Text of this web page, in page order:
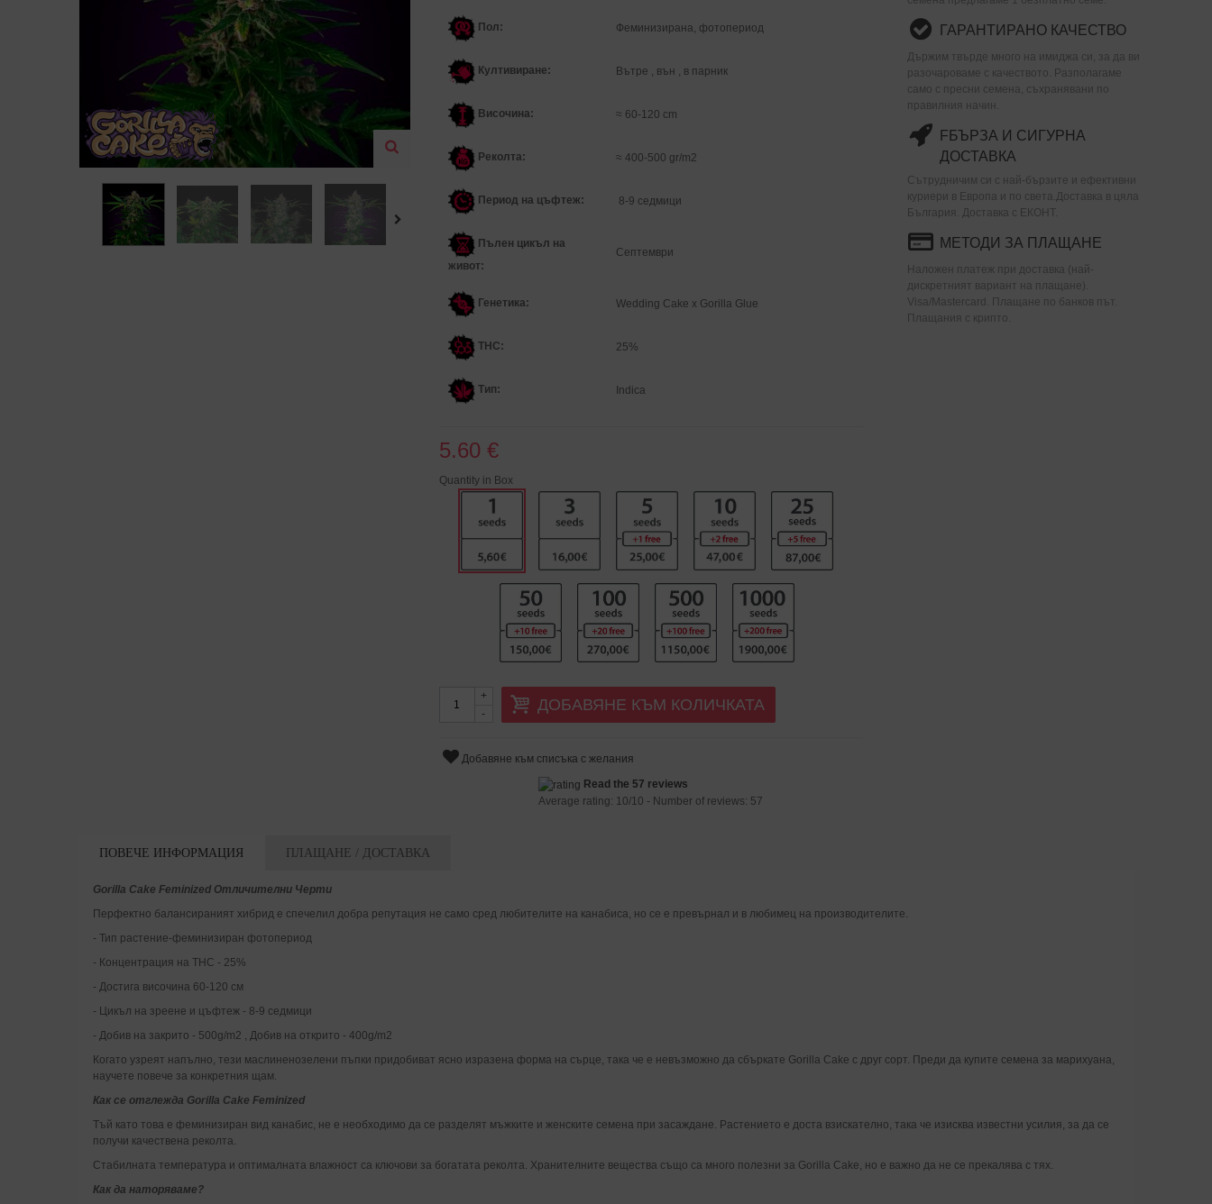
Пол: Феминизирана, фотопериод
Култивиране: Вътре , вън , в парник
Височина: ≈ 60-120 cm
Реколта: ≈ 400-500 gr/m2
Период на цъфтеж: 8-9 седмици
Пълен цикъл на
живот:
Cептември
Генетика: Wedding Cake x Gorilla Glue
THC: 25%
Тип: Indica
5.60 €
Quantity in Box
-
+ ДОБАВЯНЕ КЪМ КОЛИЧКАТА
Добавяне към списъка с желания
Read the 57 reviews
Average rating: 10/10 - Number of reviews: 57
ГАРАНТИРАНО КАЧЕСТВО
Държим твърде много на имиджа си, за да ви
разочароваме с качеството. Разполагаме
само с пресни семена, съхранявани по
правилния начин.
FБЪРЗА И СИГУРНА
ДОСТАВКА
Сътрудничим си с най-бързите и ефективни
куриери в Европа и по света.Доставка в цяла
България. Доставка с ЕКОНТ.
МЕТОДИ ЗА ПЛАЩАНЕ
Наложен платеж при доставка (най-
дискретният вариант на плащане).
Visa/Mastercard. Плащане по банков път.
Плащания с крипто.
ПОВЕЧЕ ИНФОРМАЦИЯ ПЛАЩАНЕ / ДОСТАВКА
Gorilla Cake Feminized Отличителни Черти
Перфектно балансираният хибрид е спечелил добра репутация не само сред любителите на канабиса, но се е превърнал и в любимец на производителите.
- Тип растение-феминизиран фотопериод
- Концентрация на THC - 25%
- Достига височина 60-120 см
- Цикъл на зреене и цъфтеж - 8-9 седмици
- Добив на закрито - 500g/m2 , Добив на открито - 400g/m2
Когато узреят напълно, тези маслиненозелени пъпки придобиват ясно изразена форма на сърце, така че е невъзможно да сбъркате Gorilla Cake с друг сорт. Преди да купите семена за марихуана,
научете повече за конкретния щам.
Как се отглежда Gorilla Cake Feminized
Тъй като това е феминизиран вид канабис, не е необходимо да се разделят мъжките и женските семена при засаждане. Растението е доста взискателно, така че изисква известни усилия, за да се
получи качествена реколта.
Стабилната температура и оптималната влажност са ключови за богатата реколта. Хранителните вещества също са много полезни за Gorilla Cake, но е важно да не се прекалява с тях.
Как да наторяваме?